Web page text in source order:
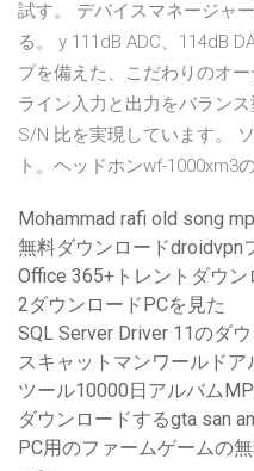
試す。 デバイスマネージャ
る。 y 111dB ADC、114dB
プを備えた、こだわりのオ
ライン入力と出力をバラン
S/N 比を実現しています。
ト。ヘッドホンwf-1000xm3
Mohammad rafi old song
無料ダウンロードdroidvpn
Office 365+トレントダウン
2ダウンロードPCを見た
SQL Server Driver 11のダ
スキャットマンワールド
ツール10000日アルバム
ダウンロードするgta san
PC用のファームゲームの